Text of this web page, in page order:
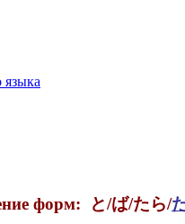
языка
форм: と/ば/たら/